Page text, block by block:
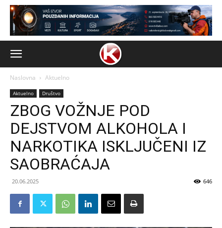
Naslovna Aktuelno
Aktuelno Društvo
ZBOG VOŽNJE POD
DEJSTVOM ALKOHOLA I
NARKOTIKA ISKLJUČENI IZ
SAOBRAĆAJA
20.06.2025 646